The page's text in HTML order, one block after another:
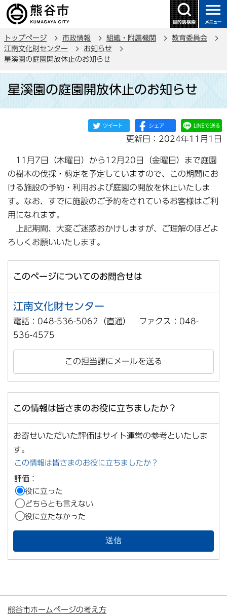
の
ー
ジ
で
トップページ 市政情報 組織・附属機関
教育委員会
江南文化財センター
お知らせ
星溪園の庭園開放休止のお知らせ
星溪園の庭園開放休止のお知らせ
更新日：2024年11月1日
11月7日（木曜日）から12月20日（金曜日）まで庭園
の樹木の伐採・剪定を予定していますので、この期間にお
ける施設の予約・利用および庭園の開放を休止いたしま
す。なお、すでに施設のご予約をされているお客様はご利
用になれます。
上記期間、大変ご迷惑おかけしますが、ご理解のほどよ
ろしくお願いいたします。
このページについてのお問合せは
江南文化財センター
電話：048-536-5062（直通） ファクス：048-
536-4575
この担当課にメールを送る
この情報は皆さまのお役に立ちましたか？
お寄せいただいた評価はサイト運営の参考といたしま
す。
この情報は皆さまのお役に立ちましたか？
評価：
役に立った
どちらとも言えない
役に立たなかった
熊谷市ホームページの考え方